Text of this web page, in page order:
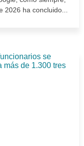
ha concluido...